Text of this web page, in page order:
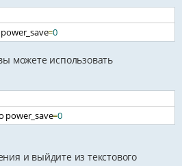
=0
можете использовать
power_save=0
и выйдите из текстового